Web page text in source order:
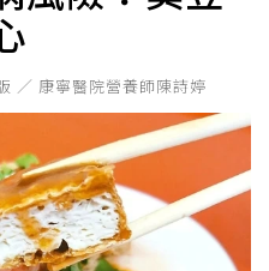
／ 康寧醫院營養師陳詩婷